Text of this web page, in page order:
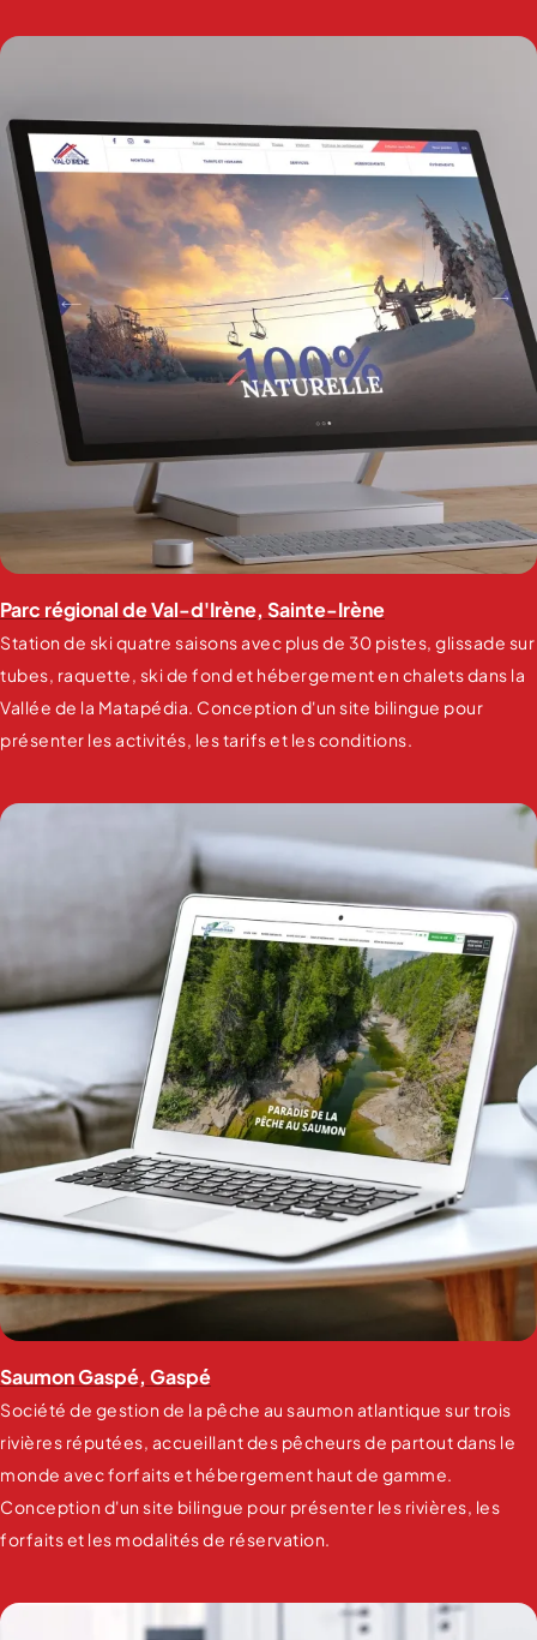
Parc régional de Val-d'Irène, Sainte-Irène
Station de ski quatre saisons avec plus de 30 pistes, glissade sur
tubes, raquette, ski de fond et hébergement en chalets dans la
Vallée de la Matapédia. Conception d'un site bilingue pour
présenter les activités, les tarifs et les conditions.
Saumon Gaspé, Gaspé
Société de gestion de la pêche au saumon atlantique sur trois
rivières réputées, accueillant des pêcheurs de partout dans le
monde avec forfaits et hébergement haut de gamme.
Conception d'un site bilingue pour présenter les rivières, les
forfaits et les modalités de réservation.